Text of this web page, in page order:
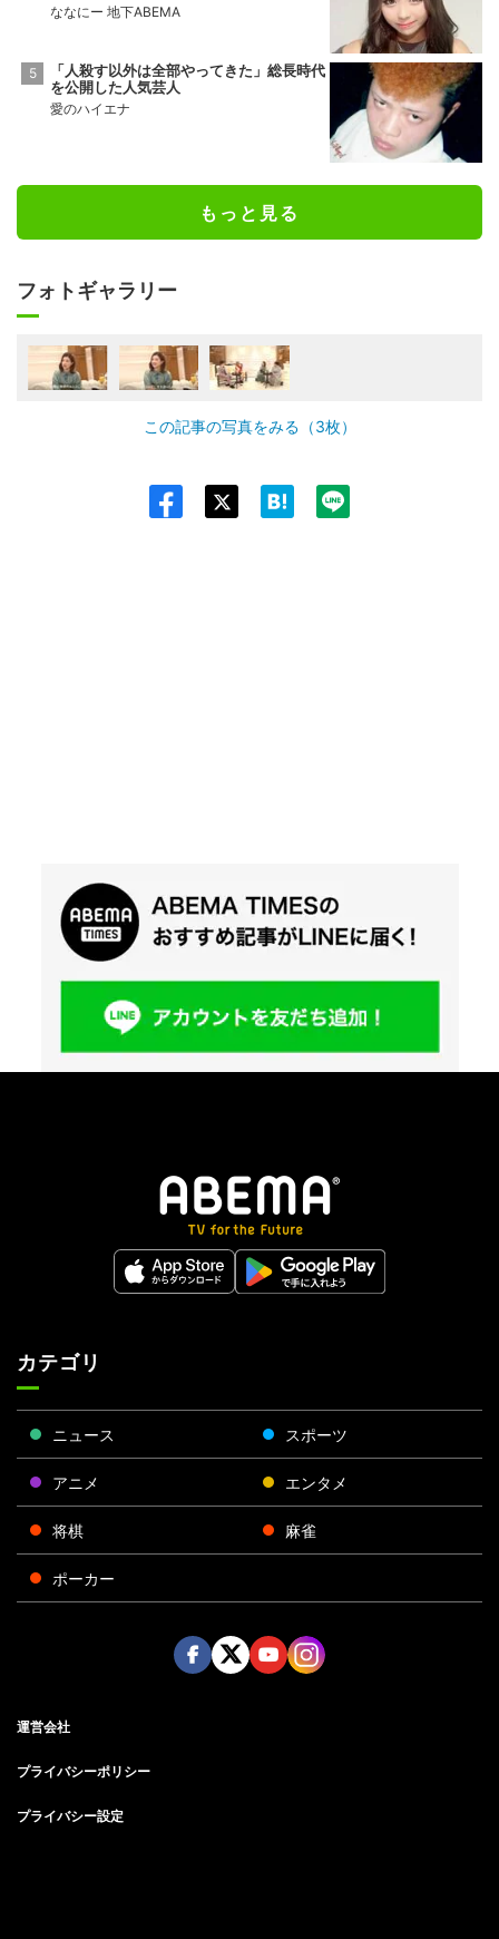
ななにー 地下ABEMA
「人殺す以外は全部やってきた」総長時代
を公開した人気芸人
愛のハイエナ
もっと見る
フォトギャラリー
この記事の写真をみる（3枚）
カテゴリ
ニュース スポーツ
アニメ エンタメ
将棋 麻雀
ポーカー
運営会社
プライバシーポリシー
プライバシー設定